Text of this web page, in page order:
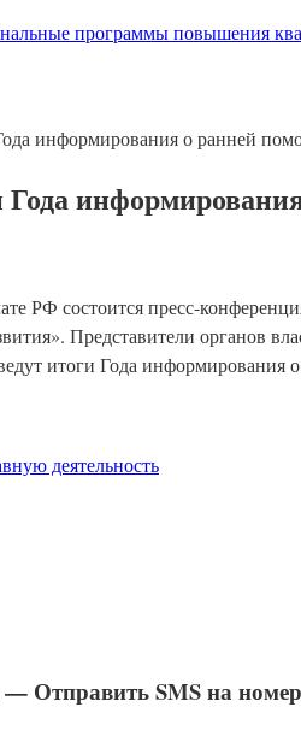
программы повышения
информирования о ранней
Года
РФ состоится пресс-
Представители органов
итоги Года информирования
Отправить SMS на